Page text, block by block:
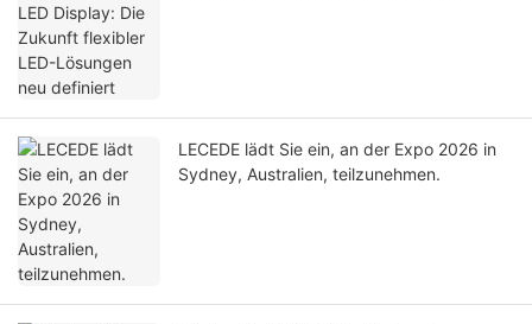
LECEDE lädt Sie ein, an der Expo 2026 in
Sydney, Australien, teilzunehmen.